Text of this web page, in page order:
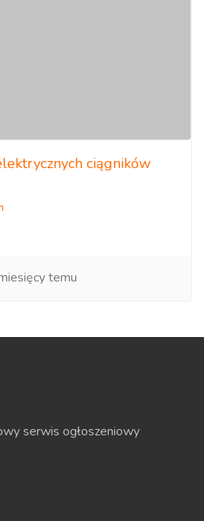
ciągników
temu
serwis ogłoszeniowy